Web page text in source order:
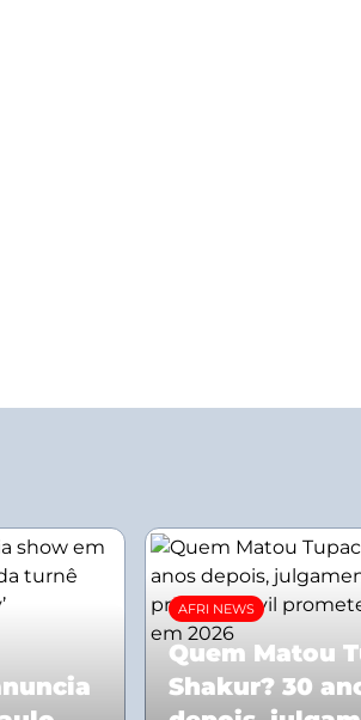
AFRI NEWS
Quem Matou
Shakur? 30